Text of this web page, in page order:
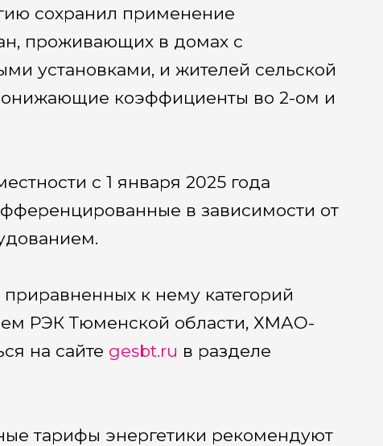
сохранил применение
проживающих в домах с
установками, и жителей сельской
коэффициенты во 2-ом и
с 1 января 2025 года
в зависимости от
к нему категорий
РЭК Тюменской области, ХМАО-
на сайте gesbt.ru в разделе
тарифы энергетики рекомендуют